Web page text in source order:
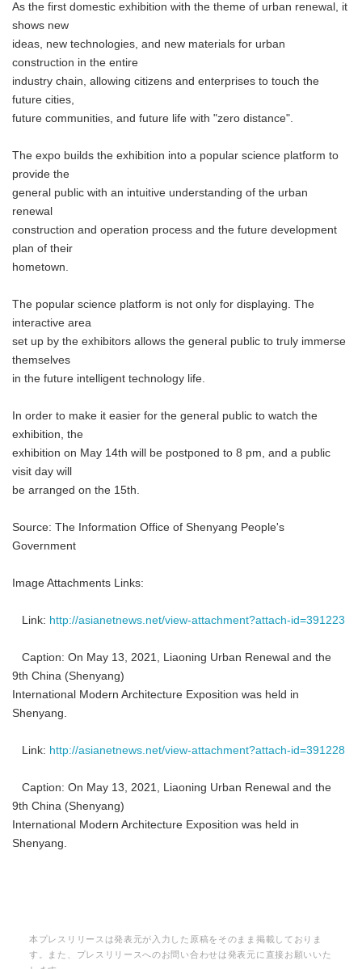
As the first domestic exhibition with the theme of urban renewal, it
shows new
ideas, new technologies, and new materials for urban
construction in the entire
industry chain, allowing citizens and enterprises to touch the
future cities,
future communities, and future life with "zero distance".
The expo builds the exhibition into a popular science platform to
provide the
general public with an intuitive understanding of the urban
renewal
construction and operation process and the future development
plan of their
hometown.
The popular science platform is not only for displaying. The
interactive area
set up by the exhibitors allows the general public to truly immerse
themselves
in the future intelligent technology life.
In order to make it easier for the general public to watch the
exhibition, the
exhibition on May 14th will be postponed to 8 pm, and a public
visit day will
be arranged on the 15th.
Source: The Information Office of Shenyang People's
Government
Image Attachments Links:
Link: http://asianetnews.net/view-attachment?attach-id=391223
Caption: On May 13, 2021, Liaoning Urban Renewal and the
9th China (Shenyang)
International Modern Architecture Exposition was held in
Shenyang.
Link: http://asianetnews.net/view-attachment?attach-id=391228
Caption: On May 13, 2021, Liaoning Urban Renewal and the
9th China (Shenyang)
International Modern Architecture Exposition was held in
Shenyang.
本プレスリリースは発表元が入力した原稿をそのまま掲載しておりま
す。また、プレスリリースへのお問い合わせは発表元に直接お願いいた